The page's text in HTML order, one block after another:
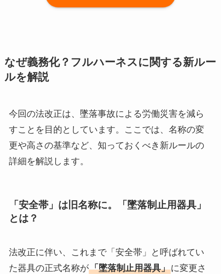
なぜ義務化？フルハーネスに関する新ルー
ルを解説
今回の法改正は、墜落事故による労働災害を減ら
すことを目的としています。ここでは、名称の変
更や高さの基準など、知っておくべき新ルールの
詳細を解説します。
「安全帯」は旧名称に。「墜落制止用器具」
とは？
法改正に伴い、これまで「安全帯」と呼ばれてい
た器具の正式名称が「墜落制止用器具」に変更さ